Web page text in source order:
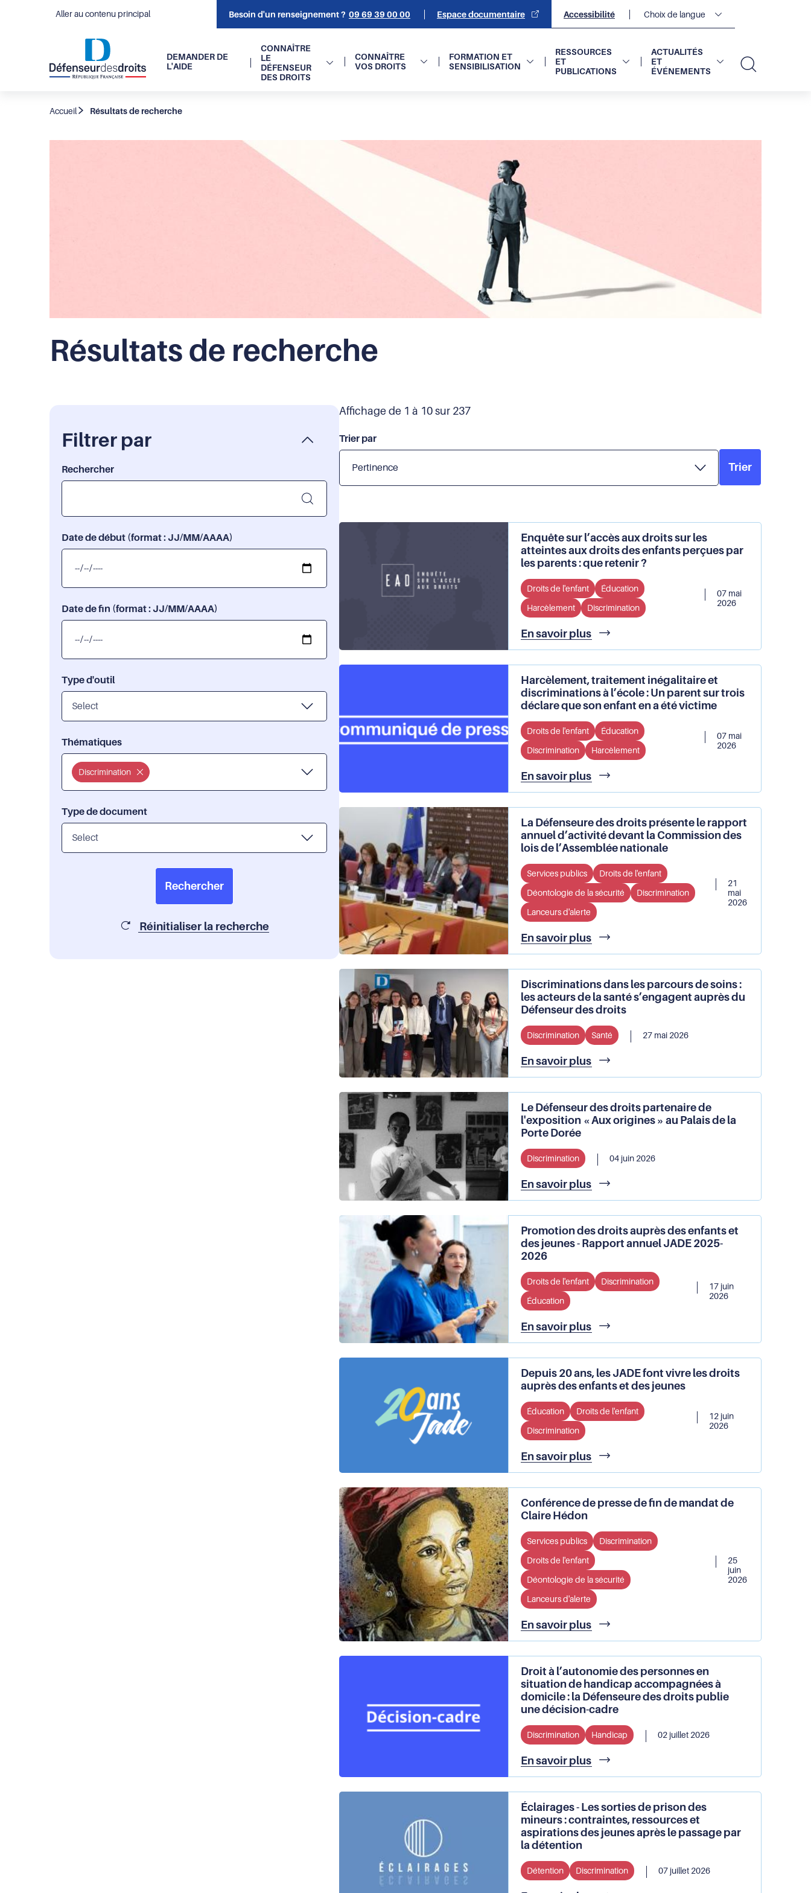
Aller au contenu principal Besoin d'un renseignement ? 09 69 39 00 00 Espace documentaire
secondaire
Accessibilité Choix de langue
Navigation
principale
DEMANDER DE
L'AIDE
CONNAÎTRE
LE
DÉFENSEUR
DES DROITS
CONNAÎTRE
VOS DROITS
FORMATION ET
SENSIBILISATION
RESSOURCES
ET
PUBLICATIONS
ACTUALITÉS
ET
ÉVÉNEMENTS
Fil
Accueil Résultats de recherche
Résultats de recherche
Filtrer par
Rechercher
Date de début (format : JJ/MM/AAAA)
Date de fin (format : JJ/MM/AAAA)
Type d'outil
Thématiques
Discrimination
Type de document
Rechercher
Réinitialiser la recherche
Affichage de 1 à 10 sur 237
Trier par
Trier
Enquête sur l’accès aux droits sur les
atteintes aux droits des enfants perçues par
les parents : que retenir ?
Droits de l'enfant
Éducation
Harcèlement
Discrimination
07 mai
2026
En savoir plus
Enquête
droits
sur
les
atteintes
aux
droits
des
enfants
les
parents
:
que
retenir
?
Harcèlement, traitement inégalitaire et
discriminations à l’école : Un parent sur trois
déclare que son enfant en a été victime
Droits de l'enfant
Éducation
Discrimination
Harcèlement
07 mai
2026
En savoir plus
Harcèlement,
discriminations
à
l’école :
Un
parent
sur
trois
déclare
son
enfant
été
victime
La Défenseure des droits présente le rapport
annuel d’activité devant la Commission des
lois de l’Assemblée nationale
Services publics
Droits de l'enfant
Déontologie de la sécurité
Discrimination
Lanceurs d'alerte
21
mai
2026
En savoir plus
La
présente
le
rapport
annuel
d’activité
la
Commission
des
lois
de
l’Assemblée
Discriminations dans les parcours de soins :
les acteurs de la santé s’engagent auprès du
Défenseur des droits
Discrimination Santé 27 mai 2026
En savoir plus
Discriminations
de
soins
acteurs
la
santé
s’engagent
auprès
du
Défenseur
droits
Le Défenseur des droits partenaire de
l'exposition « Aux origines » au Palais de la
Porte Dorée
Discrimination 04 juin 2026
En savoir plus
Le
partenaire
de
«
Aux
au
la
Porte
Dorée
Promotion des droits auprès des enfants et
des jeunes - Rapport annuel JADE 2025-
2026
Droits de l'enfant
Discrimination
Éducation
17 juin
2026
En savoir plus
Promotion
des
enfants
et
des
Rapport
2025-
2026
Depuis 20 ans, les JADE font vivre les droits
auprès des enfants et des jeunes
Éducation
Droits de l'enfant
Discrimination
12 juin
2026
En savoir plus
Depuis
JADE
vivre
les
droits
auprès
des
enfants
et
des
Conférence de presse de fin de mandat de
Claire Hédon
Services publics
Discrimination
Droits de l'enfant
Déontologie de la sécurité
Lanceurs d'alerte
25
juin
2026
En savoir plus
Conférence
fin
de
mandat
de
Claire
Hédon
Droit à l’autonomie des personnes en
situation de handicap accompagnées à
domicile : la Défenseure des droits publie
une décision-cadre
Discrimination Handicap 02 juillet 2026
En savoir plus
Droit
personnes
en
situation
handicap
accompagnées
Éclairages - Les sorties de prison des
mineurs : contraintes, ressources et
aspirations des jeunes après le passage par
la détention
Détention Discrimination 07 juillet 2026